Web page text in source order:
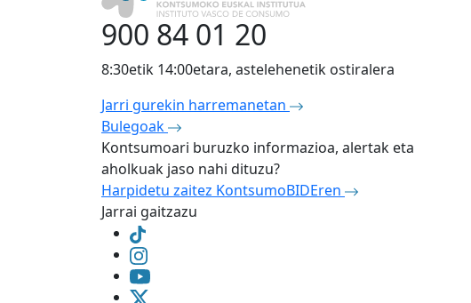
900 84 01 20
8:30etik 14:00etara, astelehenetik ostiralera
Jarri gurekin harremanetan
Bulegoak
Kontsumoari buruzko informazioa, alertak eta
aholkuak jaso nahi dituzu?
Harpidetu zaitez KontsumoBIDEren
Jarrai gaitzazu